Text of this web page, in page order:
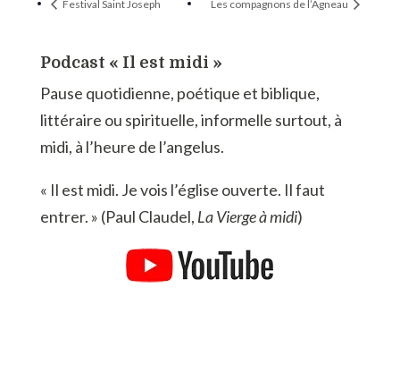
Festival Saint Joseph Les compagnons de l’Agneau
Podcast « Il est midi »
Pause quotidienne, poétique et biblique,
littéraire ou spirituelle, informelle surtout, à
midi, à l’heure de l’angelus.
« Il est midi. Je vois l’église ouverte. Il faut
entrer. » (Paul Claudel, La Vierge à midi)